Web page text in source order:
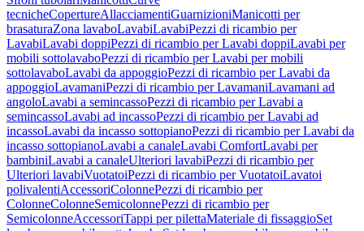
tecnicheCopertureAllacciamentiGuarnizioniManicotti per
brasaturaZona lavaboLavabiLavabiPezzi di ricambio per
LavabiLavabi doppiPezzi di ricambio per Lavabi doppiLavabi per
mobili sottolavaboPezzi di ricambio per Lavabi per mobili
sottolavaboLavabi da appoggioPezzi di ricambio per Lavabi da
appoggioLavamaniPezzi di ricambio per LavamaniLavamani ad
angoloLavabi a semincassoPezzi di ricambio per Lavabi a
semincassoLavabi ad incassoPezzi di ricambio per Lavabi ad
incassoLavabi da incasso sottopianoPezzi di ricambio per Lavabi da
incasso sottopianoLavabi a canaleLavabi ComfortLavabi per
bambiniLavabi a canaleUlteriori lavabiPezzi di ricambio per
Ulteriori lavabiVuotatoiPezzi di ricambio per VuotatoiLavatoi
polivalentiAccessoriColonnePezzi di ricambio per
ColonneColonneSemicolonnePezzi di ricambio per
SemicolonneAccessoriTappi per pilettaMateriale di fissaggioSet